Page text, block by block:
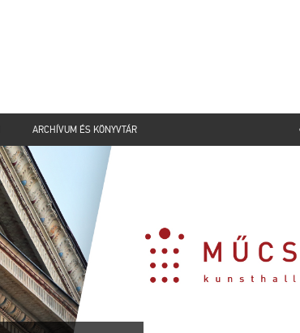
ARCHÍVUM ÉS KÖNYVTÁR